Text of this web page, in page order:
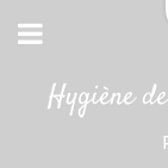
Hygiène